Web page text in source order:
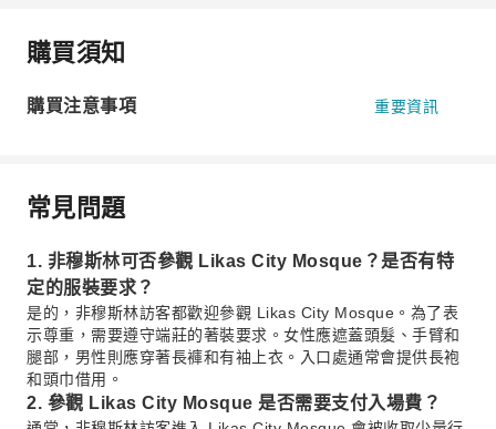
購買須知
購買注意事項 重要資訊
常見問題
1. 非穆斯林可否參觀 Likas City Mosque？是否有特
定的服裝要求？
是的，非穆斯林訪客都歡迎參觀 Likas City Mosque。為了表
示尊重，需要遵守端莊的著裝要求。女性應遮蓋頭髮、手臂和
腿部，男性則應穿著長褲和有袖上衣。入口處通常會提供長袍
和頭巾借用。
2. 參觀 Likas City Mosque 是否需要支付入場費？